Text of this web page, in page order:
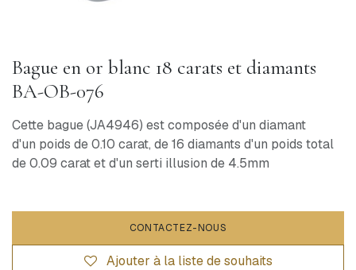
Bague en or blanc 18 carats et diamants
BA-OB-076
Cette bague (JA4946) est composée d'un diamant
d'un poids de 0.10 carat, de 16 diamants d'un poids total
de 0.09 carat et d'un serti illusion de 4.5mm
CONTACTEZ-NOUS
Ajouter à la liste de souhaits